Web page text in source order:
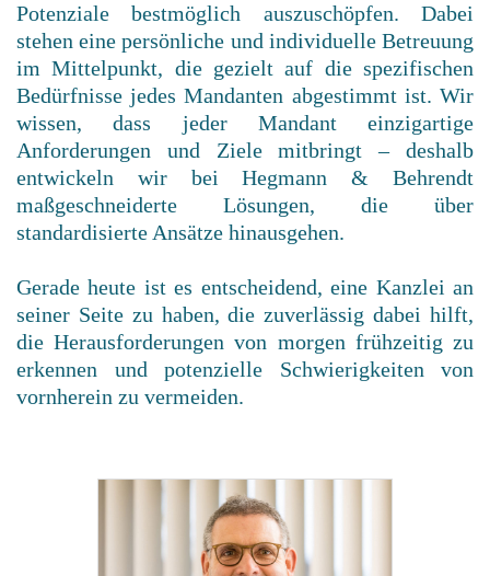
Potenziale bestmöglich auszuschöpfen. Dabei
stehen eine persönliche und individuelle Betreuung
im Mittelpunkt, die gezielt auf die spezifischen
Bedürfnisse jedes Mandanten abgestimmt ist. Wir
wissen, dass jeder Mandant einzigartige
Anforderungen und Ziele mitbringt – deshalb
entwickeln wir bei Hegmann & Behrendt
maßgeschneiderte Lösungen, die über
standardisierte Ansätze hinausgehen.
Gerade heute ist es entscheidend, eine Kanzlei an
seiner Seite zu haben, die zuverlässig dabei hilft,
die Herausforderungen von morgen frühzeitig zu
erkennen und potenzielle Schwierigkeiten von
vornherein zu vermeiden.